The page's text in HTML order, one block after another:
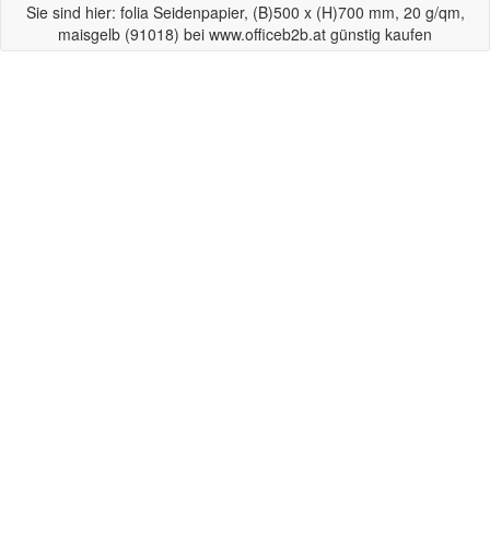
Sie sind hier: folia Seidenpapier, (B)500 x (H)700 mm, 20 g/qm,
maisgelb (91018) bei www.officeb2b.at günstig kaufen